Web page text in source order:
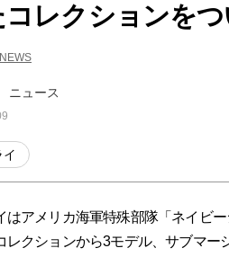
レクションをつ
NEWS
ニュース
はアメリカ海軍特殊部隊「ネイビ
レクションから3モデル、サブマ